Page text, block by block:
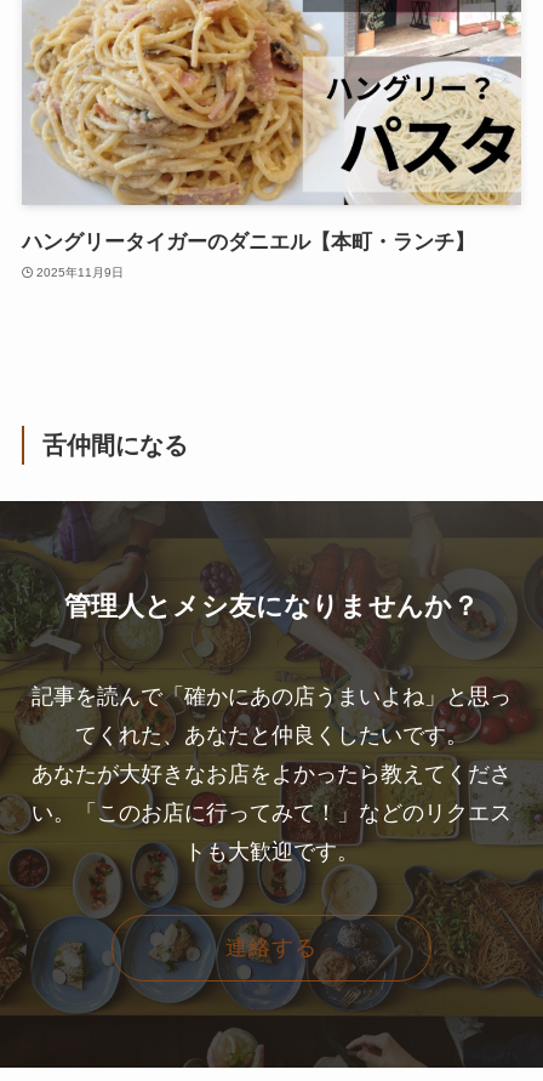
ハングリータイガーのダニエル【本町・ランチ】
2025年11月9日
舌仲間になる
管理人とメシ友になりませんか？
記事を読んで「確かにあの店うまいよね」と思っ
てくれた、あなたと仲良くしたいです。
あなたが大好きなお店をよかったら教えてくださ
い。「このお店に行ってみて！」などのリクエス
トも大歓迎です。
連絡する